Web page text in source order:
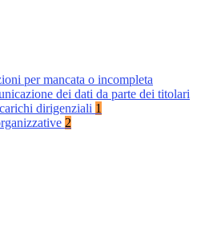
per mancata o incompleta
dei dati da parte dei titolari
dirigenziali 1
2